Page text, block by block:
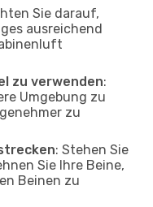
Sie darauf,
ausreichend
zu verwenden:
Umgebung zu
zu
: Stehen Sie
Sie Ihre Beine,
Beinen zu